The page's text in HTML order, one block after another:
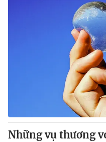
Những vụ thương